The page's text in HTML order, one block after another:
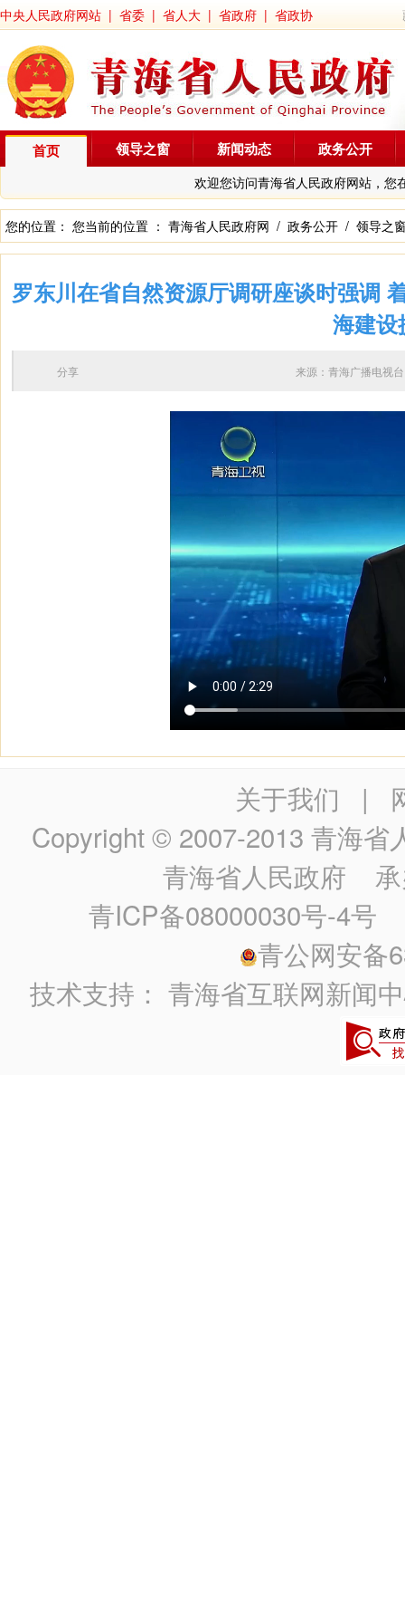
中央人民政府网站 | 省委 | 省人大 | 省政府 | 省政协
首页
欢迎您访问青海省人民政府网站，您
领导之窗 新闻动态 政务公开
您的位置： 您当前的位置 ： 青海省人民政府网 / 政务公开 / 领导之
罗东川在省自然资源厅调研座谈时强调
海建设
来源：青海广播电
分享
关于我们 |
Copyright © 2007-2013 青海省
青海省人民政府 承
青ICP备08000030号-4号
青公网安备
技术支持：青海省互联网新闻